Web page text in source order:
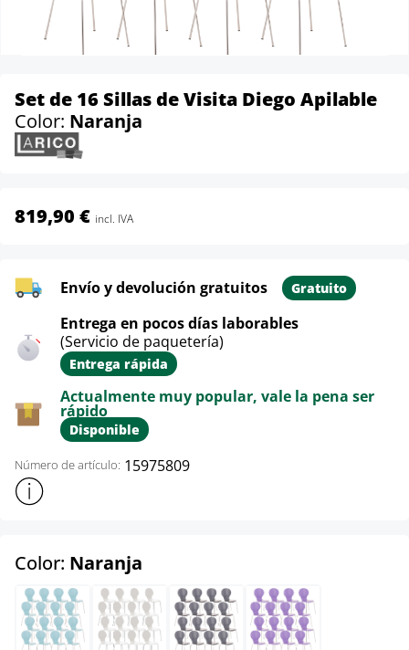
Set de 16 Sillas de Visita Diego Apilable
Color: Naranja
819,90 € incl. IVA
Envío y devolución gratuitos Gratuito
Entrega en pocos días laborables
(Servicio de paquetería)
Entrega rápida
Actualmente muy popular, vale la pena ser
rápido
Disponible
Número de artículo: 15975809
Mostrar más información sobre el producto
Color: Naranja
Azul claro Blanco Gris Lila